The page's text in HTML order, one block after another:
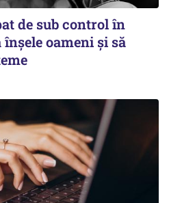
de sub control în
oameni și să